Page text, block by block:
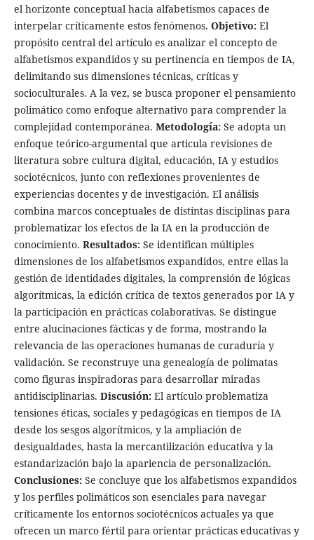
el horizonte conceptual hacia alfabetismos capaces de
interpelar críticamente estos fenómenos. Objetivo:El
propósito central del artículo es analizar el concepto de
alfabetismos expandidos y su pertinencia en tiempos de IA,
delimitando sus dimensiones técnicas, críticas y
socioculturales. A la vez, se busca proponer el pensamiento
polimático como enfoque alternativo para comprender la
complejidad contemporánea. Metodología:Se adopta un
enfoque teórico-argumental que articula revisiones de
literatura sobre cultura digital, educación, IA y estudios
sociotécnicos, junto con reflexiones provenientes de
experiencias docentes y de investigación. El análisis
combina marcos conceptuales de distintas disciplinas para
problematizar los efectos de la IA en la producción de
conocimiento. Resultados:Se identifican múltiples
dimensiones de los alfabetismos expandidos, entre ellas la
gestión de identidades digitales, la comprensión de lógicas
algorítmicas, la edición crítica de textos generados por IA y
la participación en prácticas colaborativas. Se distingue
entre alucinaciones fácticas y de forma, mostrando la
relevancia de las operaciones humanas de curaduría y
validación. Se reconstruye una genealogía de polímatas
como figuras inspiradoras para desarrollar miradas
antidisciplinarias. Discusión:El artículo problematiza
tensiones éticas, sociales y pedagógicas en tiempos de IA
desde los sesgos algorítmicos, y la ampliación de
desigualdades, hasta la mercantilización educativa y la
estandarización bajo la apariencia de personalización.
Conclusiones:Se concluye que los alfabetismos expandidos
y los perfiles polimáticos son esenciales para navegar
críticamente los entornos sociotécnicos actuales ya que
ofrecen un marco fértil para orientar prácticas educativas y